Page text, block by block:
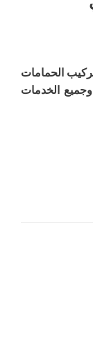
الحمامات
الخدمات